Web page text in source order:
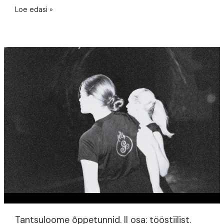
Ühe
hõõg”
Loe edasi »
Tantsuloome õppetunnid. II osa: tööstiilist.